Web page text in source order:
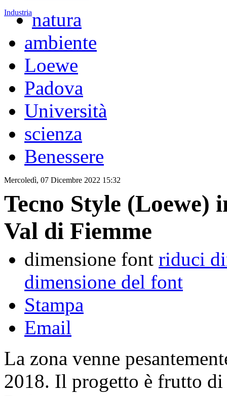
Industrianatura
ambiente
Loewe
Padova
Università
scienza
Benessere
Mercoledì, 07 Dicembre 2022 15:32
Tecno Style (Loewe)
Val di Fiemme
dimensione font riduci
dimensione del font
Stampa
Email
La zona venne
2018. Il progetto è frutto